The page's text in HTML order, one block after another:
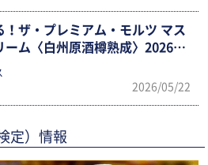
！ザ・プレミアム・モルツ マス
ーム〈白州原酒樽熟成〉2026限
2026/05/22
定）情報